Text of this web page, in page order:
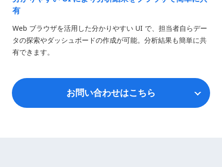
有
Web ブラウザを活用した分かりやすい UI で、担当者自らデー
タの探索やダッシュボードの作成が可能。分析結果も簡単に共
有できます。
お問い合わせはこちら